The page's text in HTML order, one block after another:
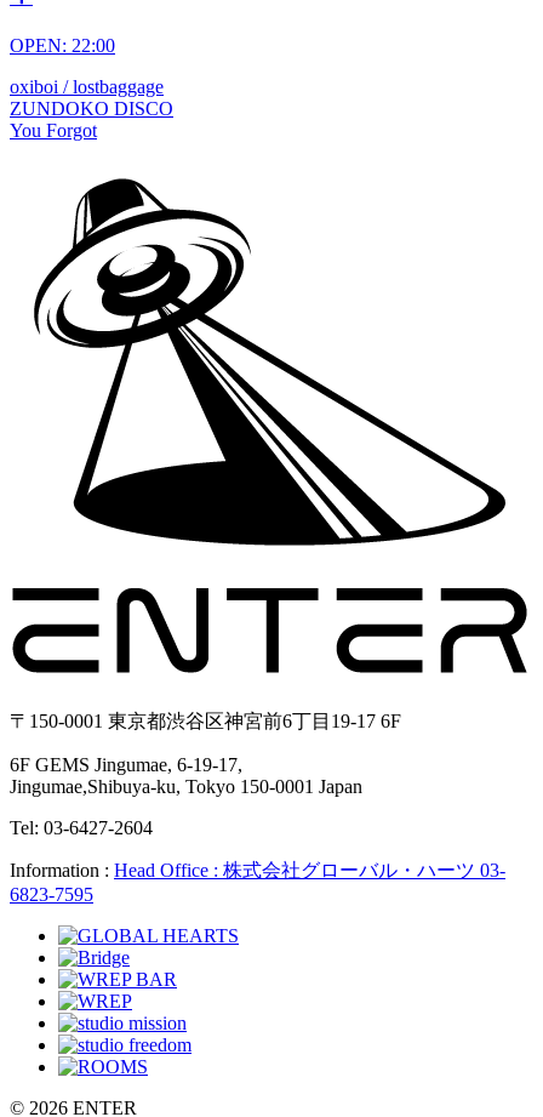
OPEN: 22:00
oxiboi / lostbaggage
ZUNDOKO DISCO
You Forgot
〒150-0001 東京都渋谷区神宮前6丁目19-17 6F
6F GEMS Jingumae, 6-19-17,
Jingumae,Shibuya-ku, Tokyo 150-0001 Japan
Tel: 03-6427-2604
Information : Head Office : 株式会社グローバル・ハーツ 03-
6823-7595
© 2026 ENTER